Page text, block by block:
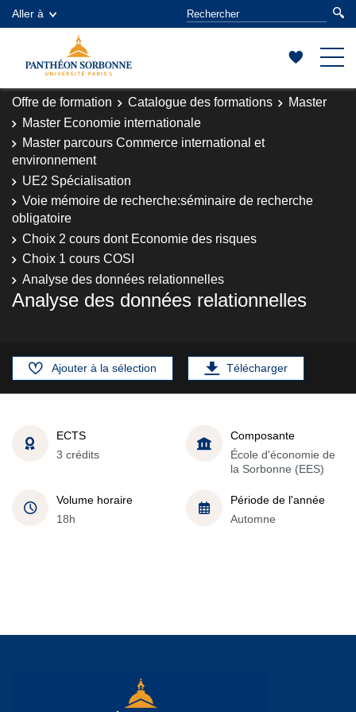
Aller à
Offre de formation Catalogue des formations
Master
Master Economie internationale
Master parcours Commerce international et
environnement
UE2 Spécialisation
Voie mémoire de recherche:séminaire de recherche
obligatoire
Choix 2 cours dont Economie des risques
Choix 1 cours COSI
Analyse des données relationnelles
Analyse des données relationnelles
Ajouter à la sélection Télécharger
ECTS
3 crédits
Composante
École d'économie de
la Sorbonne (EES)
Volume horaire
18h
Période de l'année
Automne